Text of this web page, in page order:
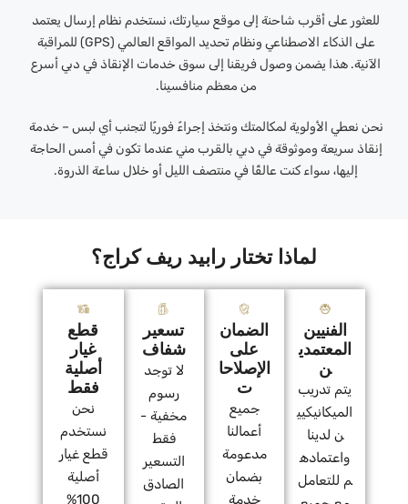
للعثور على أقرب شاحنة إلى موقع سيارتك، نستخدم نظام إرسال يعتمد
على الذكاء الاصطناعي ونظام تحديد المواقع العالمي (GPS) للمراقبة
الآنية. هذا يضمن وصول فريقنا إلى سوق خدمات الإنقاذ في دبي أسرع
من معظم منافسينا.
نحن نعطي الأولوية لمكالمتك ونتخذ إجراءً فوريًا لتجنب أي لبس – خدمة
إنقاذ سريعة وموثوقة في دبي بالقرب مني عندما تكون في أمس الحاجة
إليها، سواء كنت عالقًا في منتصف الليل أو خلال ساعة الذروة.
لماذا تختار رابيد ريف كراج؟
الفنيين
المعتمدي
ن
يتم تدريب
الميكانيكيي
ن لدينا
واعتماده
م للتعامل
الضمان
على
الإصلاحا
ت
جميع
أعمالنا
مدعومة
بضمان
خدمة
تسعير
شفاف
لا توجد
رسوم
مخفية -
فقط
التسعير
الصادق
قطع
غيار
أصلية
فقط
نحن
نستخدم
قطع غيار
أصلية
100%